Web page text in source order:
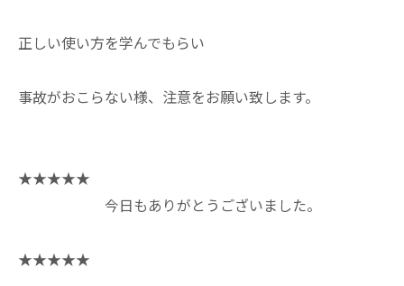
正しい使い方を学んでもらい
事故がおこらない様、注意をお願い致します。
★★★★★
今日もありがとうございました。
★★★★★